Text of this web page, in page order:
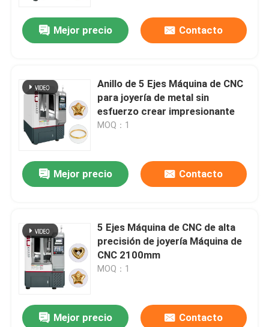
Sobre nosotros
Control de calidad
Contacta con nosotros
Noticias
Casos
Blog
Mejor precio Contacto
Anillo de 5 Ejes Máquina de CNC
para joyería de metal sin
esfuerzo crear impresionante
MOQ：1
Mejor precio Contacto
5 Ejes Máquina de CNC de alta
precisión de joyería Máquina de
CNC 2100mm
MOQ：1
Mejor precio Contacto